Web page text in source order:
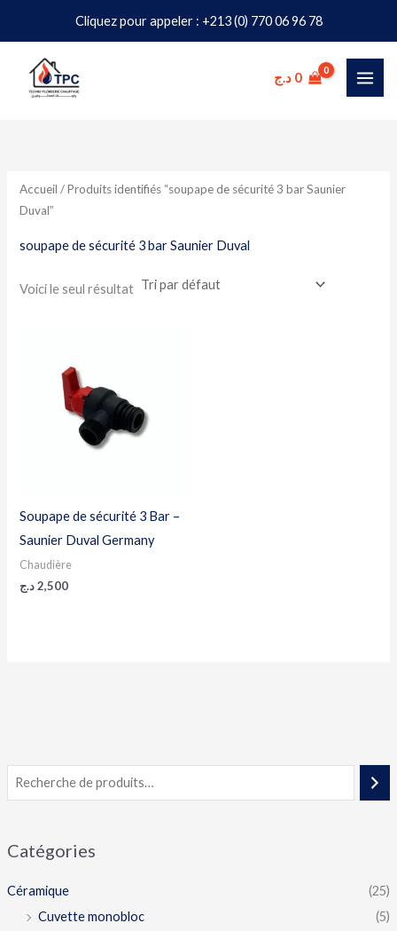
Cliquez pour appeler : +213 (0) 770 06 96 78
contenu
0 د.ج
Catégories
Céramique
(25)
Cuvette monobloc
(5)
Accueil / Produits identifiés “soupape de sécurité 3 bar Saunier
Duval”
soupape de sécurité 3 bar Saunier Duval
Voici le seul résultat
Soupape de sécurité 3 Bar –
Saunier Duval Germany
Chaudière
2,500 د.ج